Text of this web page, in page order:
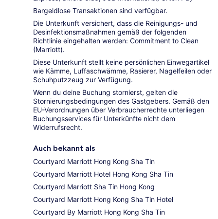
Bargeldlose Transaktionen sind verfügbar.
Die Unterkunft versichert, dass die Reinigungs- und
Desinfektionsmaßnahmen gemäß der folgenden
Richtlinie eingehalten werden: Commitment to Clean
(Marriott).
Diese Unterkunft stellt keine persönlichen Einwegartikel
wie Kämme, Luffaschwämme, Rasierer, Nagelfeilen oder
Schuhputzzeug zur Verfügung.
Wenn du deine Buchung stornierst, gelten die
Stornierungsbedingungen des Gastgebers. Gemäß den
EU-Verordnungen über Verbraucherrechte unterliegen
Buchungsservices für Unterkünfte nicht dem
Widerrufsrecht.
Auch bekannt als
Courtyard Marriott Hong Kong Sha Tin
Courtyard Marriott Hotel Hong Kong Sha Tin
Courtyard Marriott Sha Tin Hong Kong
Courtyard Marriott Hong Kong Sha Tin Hotel
Courtyard By Marriott Hong Kong Sha Tin